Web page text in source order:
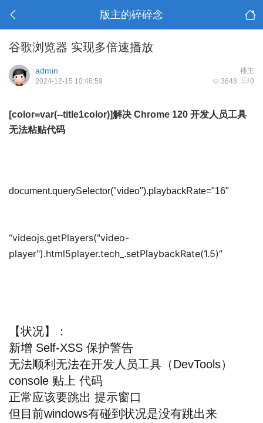
版主的碎碎念
谷歌浏览器 实现多倍速播放
楼主
admin
3648 0
2024-12-15 10:46:59
[color=var(--title1color)]解决 Chrome 120 开发人员工具
无法粘贴代码
document.querySelector("video").playbackRate="16"
“videojs.getPlayers("video-
player").html5player.tech_.setPlaybackRate(1.5)”
【状况】：
新增 Self-XSS 保护警告
无法顺利无法在开发人员工具（DevTools）
console 贴上 代码
正常应该要跳出 提示窗口
但目前windows有碰到状况是没有跳出来